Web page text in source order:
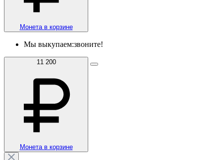
Монета в корзине
Мы выкупаем:звоните!
11 200
Монета в корзине